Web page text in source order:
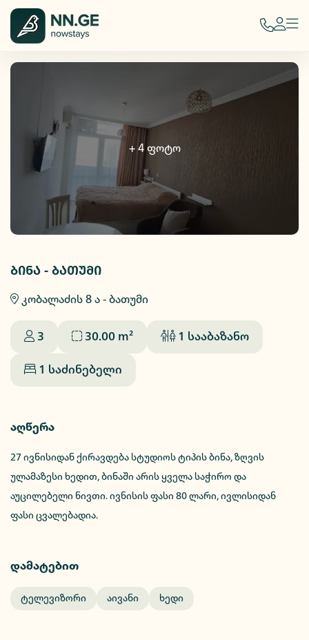
+ 4 ფოტო
ბინა - ბათუმი
კობალაძის 8 ა - ბათუმი
3 30.00 m² 1 სააბაზანო
1 საძინებელი
აღწერა
27 ივნისიდან ქირავდება სტუდიოს ტიპის ბინა, ზღვის
ულამაზესი ხედით, ბინაში არის ყველა საჭირო და
აუცილებელი ნივთი. ივნისის ფასი 80 ლარი, ივლისიდან
ფასი ცვალებადია.
დამატებით
Ტელევიზორი Აივანი Ხედი